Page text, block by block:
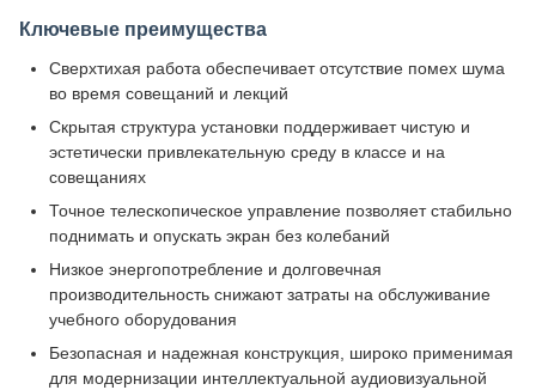
Ключевые преимущества
Сверхтихая работа обеспечивает отсутствие помех шума
во время совещаний и лекций
Скрытая структура установки поддерживает чистую и
эстетически привлекательную среду в классе и на
совещаниях
Точное телескопическое управление позволяет стабильно
поднимать и опускать экран без колебаний
Низкое энергопотребление и долговечная
производительность снижают затраты на обслуживание
учебного оборудования
Безопасная и надежная конструкция, широко применимая
для модернизации интеллектуальной аудиовизуальной